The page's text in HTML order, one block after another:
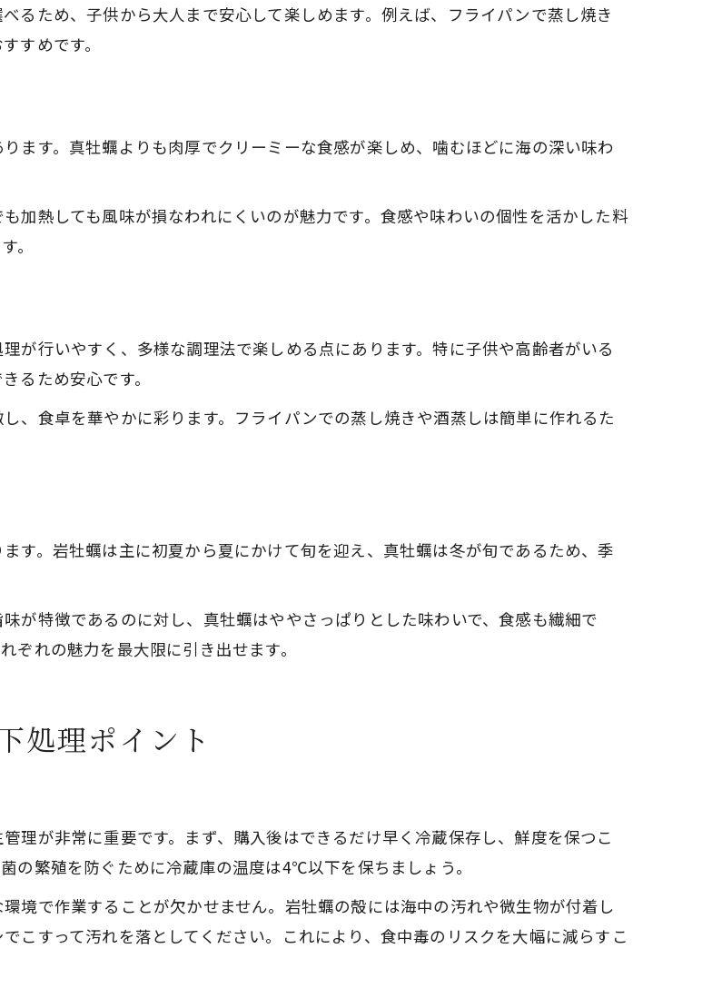
牡蠣の食べ方とおすすめ調理法
も楽しめる岩牡蠣の食べ方徹底解説
美味しく食べる味付けやアレンジ法
味しい食べ方実践アイデアまとめ
しく安全に食べるための秘訣
理の衛生対策と家庭での注意点
凍した岩牡蠣の安全な食べ方
美味しく食べる下処理の違い
ぎの注意点もわかる岩牡蠣の基礎知識
食べ過ぎリスクと健康管理のポイント
理でバランス良く栄養を摂る方法
るため、子供から大人まで安心して楽しめます。例えば、フライパンで蒸し焼き
すめです。
ます。真牡蠣よりも肉厚でクリーミーな食感が楽しめ、噛むほどに海の深い味わ
加熱しても風味が損なわれにくいのが魅力です。食感や味わいの個性を活かした料
。
が行いやすく、多様な調理法で楽しめる点にあります。特に子供や高齢者がいる
るため安心です。
、食卓を華やかに彩ります。フライパンでの蒸し焼きや酒蒸しは簡単に作れるた
す。岩牡蠣は主に初夏から夏にかけて旬を迎え、真牡蠣は冬が旬であるため、季
が特徴であるのに対し、真牡蠣はややさっぱりとした味わいで、食感も繊細で
ぞれの魅力を最大限に引き出せます。
処理ポイント
理が非常に重要です。まず、購入後はできるだけ早く冷蔵保存し、鮮度を保つこ
の繁殖を防ぐために冷蔵庫の温度は4℃以下を保ちましょう。
境で作業することが欠かせません。岩牡蠣の殻には海中の汚れや微生物が付着し
こすって汚れを落としてください。これにより、食中毒のリスクを大幅に減らすこ